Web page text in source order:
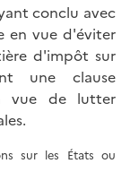
conclu avec
en vue d'éviter
d'impôt sur
une clause
vue de lutter
sur les États ou